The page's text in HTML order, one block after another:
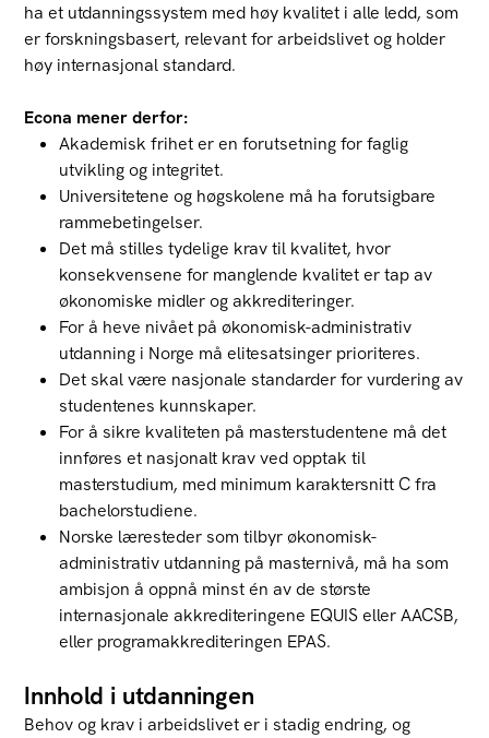
ha et utdanningssystem med høy kvalitet i alle ledd, som
er forskningsbasert, relevant for arbeidslivet og holder
høy internasjonal standard.
Econa mener derfor:
Akademisk frihet er en forutsetning for faglig
utvikling og integritet.
Universitetene og høgskolene må ha forutsigbare
rammebetingelser.
Det må stilles tydelige krav til kvalitet, hvor
konsekvensene for manglende kvalitet er tap av
økonomiske midler og akkrediteringer.
For å heve nivået på økonomisk-administrativ
utdanning i Norge må elitesatsinger prioriteres.
Det skal være nasjonale standarder for vurdering av
studentenes kunnskaper.
For å sikre kvaliteten på masterstudentene må det
innføres et nasjonalt krav ved opptak til
masterstudium, med minimum karaktersnitt C fra
bachelorstudiene.
Norske læresteder som tilbyr økonomisk-
administrativ utdanning på masternivå, må ha som
ambisjon å oppnå minst én av de største
internasjonale akkrediteringene EQUIS eller AACSB,
eller programakkrediteringen EPAS.
Innhold i utdanningen
Behov og krav i arbeidslivet er i stadig endring, og